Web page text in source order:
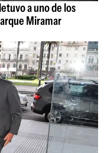
a uno de los
Miramar